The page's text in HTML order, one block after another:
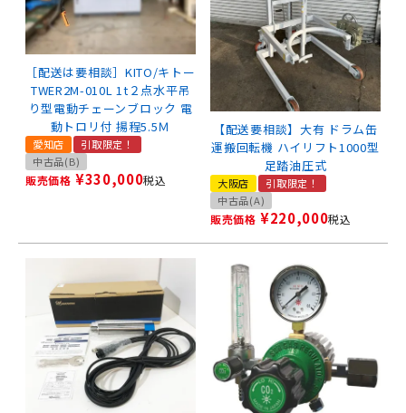
［配送は要相談］KITO/キトー
TWER2M-010L 1t２点水平吊
り型電動チェーンブロック 電
動トロリ付 揚程5.5Ｍ
愛知店
引取限定！
中古品(B)
販売価格 ¥330,000税込
【配送要相談】大有 ドラム缶
運搬回転機 ハイリフト1000型
足踏油圧式
大阪店
引取限定！
中古品(A)
販売価格 ¥220,000税込